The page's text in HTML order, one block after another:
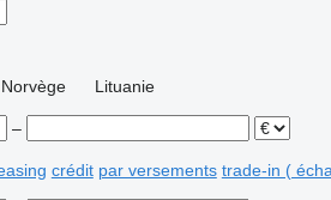
Norvège
Lituanie
–
crédit par versements trade-in (